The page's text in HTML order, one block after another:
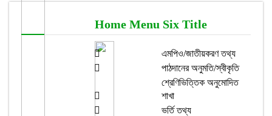
Home Menu Six Title
এমপিও/জাতীয়করণ তথ্য
পাঠদানের অনুমতি/স্বীকৃতি
শ্রেণিভিত্তিক অনুমোদিত
শাখা
ভর্তি তথ্য